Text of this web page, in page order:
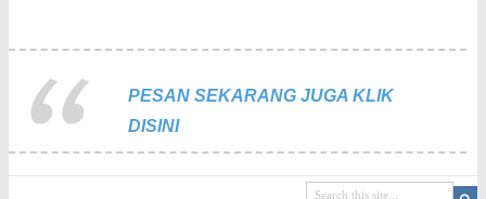
PESAN SEKARANG JUGA KLIK
DISINI